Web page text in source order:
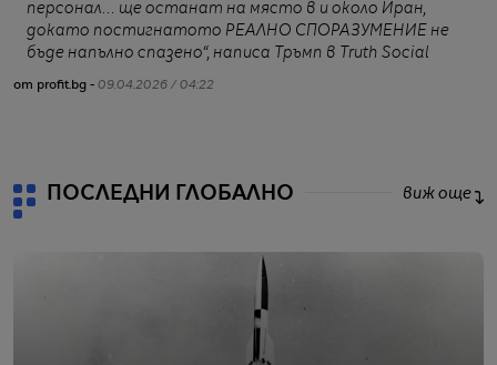
персонал… ще останат на място в и около Иран,
докато постигнатото РЕАЛНО СПОРАЗУМЕНИЕ не
бъде напълно спазено“, написа Тръмп в Truth Social
от profit.bg - 09.04.2026 / 04:22
ПОСЛЕДНИ ГЛОБАЛНО виж още